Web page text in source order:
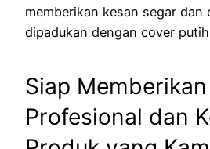
memberikan kesan segar dan
dipadukan dengan cover
Siap
Profesional dan